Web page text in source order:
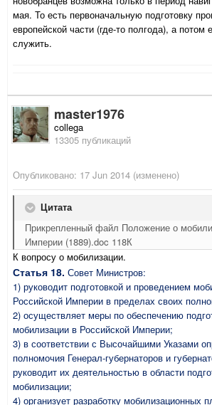
мая. То есть первоначальную подготовку
европейской части (где-то полгода), а потом
служить.
master1976
collega
13305 публикаций
Опубликовано: 17 Jun 2014 (изменено)
Цитата
Прикрепленный файл Положение о
Империи (1889).doc 118К
К вопросу о мобилизации.
Статья 18. Совет Министров:
1) руководит подготовкой и проведением
Российской Империи в пределах своих
2) осуществляет меры по обеспечению
мобилизации в Российской Империи;
3) в соответствии с Высочайшими Указами
полномочия Генерал-губернаторов и
руководит их деятельностью в области
мобилизации;
4) организует разработку мобилизационных